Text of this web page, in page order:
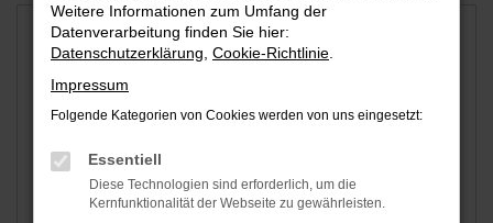
Mitsubishi VW
Weitere Informationen zum Umfang der
Datenverarbeitung finden Sie hier:
Datenschutzerklärung Cookie-Richtlinie
Impressum
Folgende Kategorien von Cookies werden von uns eingesetzt:
Essentiell
Diese Technologien sind erforderlich, um die
Kernfunktionalität der Webseite zu gewährleisten.